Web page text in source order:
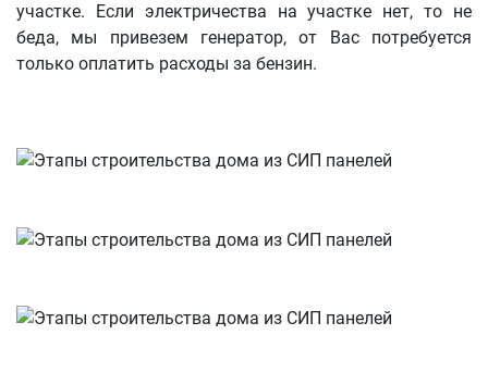
участке. Если электричества на участке нет, то не
беда, мы привезем генератор, от Вас потребуется
только оплатить расходы за бензин.